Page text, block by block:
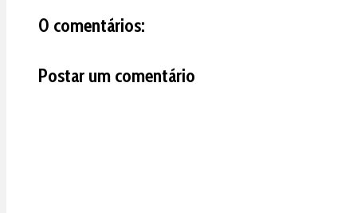
0 comentários:
Postar um comentário